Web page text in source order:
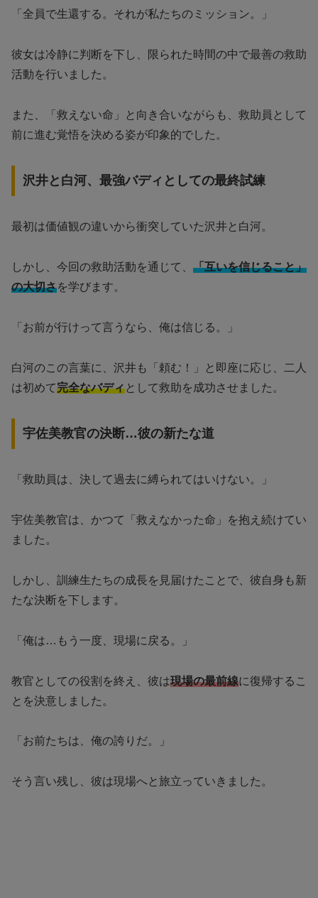
「全員で生還する。それが私たちのミッション。」
彼女は冷静に判断を下し、限られた時間の中で最善の救助
活動を行いました。
また、「救えない命」と向き合いながらも、救助員として
前に進む覚悟を決める姿が印象的でした。
沢井と白河、最強バディとしての最終試練
最初は価値観の違いから衝突していた沢井と白河。
しかし、今回の救助活動を通じて、 「互いを信じること」
の大切さを学びます。
「お前が行けって言うなら、俺は信じる。」
白河のこの言葉に、沢井も「頼む！」と即座に応じ、二人
は初めて完全なバディとして救助を成功させました。
宇佐美教官の決断…彼の新たな道
「救助員は、決して過去に縛られてはいけない。」
宇佐美教官は、かつて「救えなかった命」を抱え続けてい
ました。
しかし、訓練生たちの成長を見届けたことで、彼自身も新
たな決断を下します。
「俺は…もう一度、現場に戻る。」
教官としての役割を終え、彼は現場の最前線に復帰するこ
とを決意しました。
「お前たちは、俺の誇りだ。」
そう言い残し、彼は現場へと旅立っていきました。